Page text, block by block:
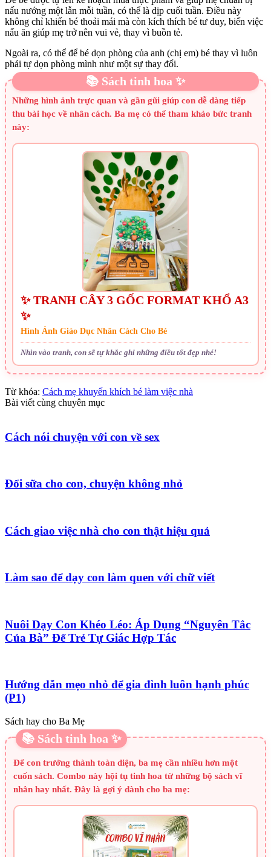
nấu nướng một lẫn mỗi tuần, có thể là dịp cuối tuần. Điều này
không chỉ khiến bé thoải mái mà còn kích thích bé tư duy, biến việc
nấu ăn giúp mẹ trở nên vui vẻ, thay vì buồn tẻ.
Ngoài ra, có thể để bé dọn phòng của anh (chị em) bé thay vì luôn
phải tự dọn phòng mình như một sự thay đổi.
📚 Sách tinh hoa ✨
Những hình ảnh trực quan và gần gũi giúp con dễ dàng tiếp
thu bài học về nhân cách. Ba mẹ có thể tham khảo bức tranh
này:
✨ TRANH CÂY 3 GỐC FORMAT KHỔ A3
✨
Hình Ảnh Giáo Dục Nhân Cách Cho Bé
Nhìn vào tranh, con sẽ tự khắc ghi những điều tốt đẹp nhé!
Từ khóa: Cách mẹ khuyến khích bé làm việc nhà
Bài viết cùng chuyên mục
Cách nói chuyện với con về sex
Đổi sữa cho con, chuyện không nhỏ
Cách giao việc nhà cho con thật hiệu quả
Làm sao để dạy con làm quen với chữ viết
Nuôi Dạy Con Khéo Léo: Áp Dụng “Nguyên Tắc
Của Bà” Để Trẻ Tự Giác Hợp Tác
Hướng dẫn mẹo nhỏ để gia đình luôn hạnh phúc
(P1)
Sách hay cho Ba Mẹ
📚 Sách tinh hoa ✨
Để con trưởng thành toàn diện, ba mẹ cần nhiều hơn một
cuốn sách. Combo này hội tụ tinh hoa từ những bộ sách vĩ
nhân hay nhất. Đây là gợi ý dành cho ba mẹ: